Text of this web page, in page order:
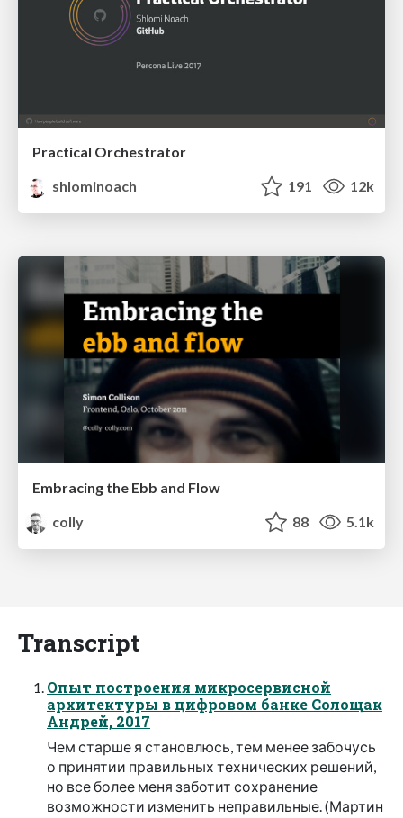
Practical Orchestrator
shlominoach
191 12k
Embracing the Ebb and Flow
colly
88 5.1k
Transcript
Опыт построения микросервисной
архитектуры в цифровом банке Солощак
Андрей, 2017
Чем старше я становлюсь, тем менее забочусь
о принятии правильных технических решений,
но все более меня заботит сохранение
возможности изменить неправильные. (Мартин